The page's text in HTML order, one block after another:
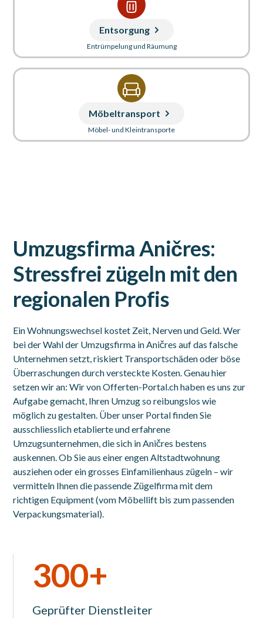
Entsorgung
Entrümpelung und Räumung
Möbeltransport
Möbel- und Kleintransporte
Umzugsfirma Aničres:
Stressfrei zügeln mit den
regionalen Profis
Ein Wohnungswechsel kostet Zeit, Nerven und Geld. Wer
bei der Wahl der Umzugsfirma in Aničres auf das falsche
Unternehmen setzt, riskiert Transportschäden oder böse
Überraschungen durch versteckte Kosten. Genau hier
setzen wir an: Wir von Offerten-Portal.ch haben es uns zur
Aufgabe gemacht, Ihren Umzug so reibungslos wie
möglich zu gestalten. Über unser Portal finden Sie
ausschliesslich etablierte und erfahrene
Umzugsunternehmen, die sich in Aničres bestens
auskennen. Ob Sie aus einer engen Altstadtwohnung
ausziehen oder ein grosses Einfamilienhaus zügeln – wir
vermitteln Ihnen die passende Zügelfirma mit dem
richtigen Equipment (vom Möbellift bis zum passenden
Verpackungsmaterial).
300+
Geprüfter Dienstleiter